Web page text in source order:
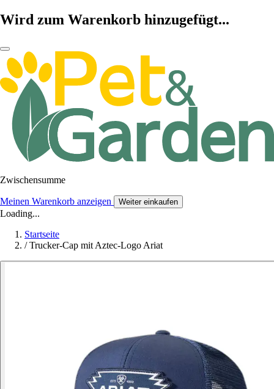
Wird zum Warenkorb hinzugefügt...
Zwischensumme
Meinen Warenkorb anzeigen Weiter einkaufen
Loading...
Startseite
/ Trucker-Cap mit Aztec-Logo Ariat